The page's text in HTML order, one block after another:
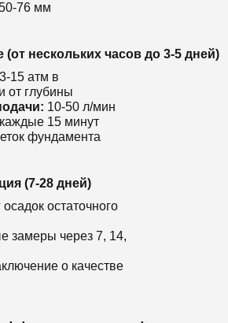
76 мм
(от нескольких часов до 3-5 дней)
3-15 атм в
от глубины
10-50 л/мин
каждые 15 минут
фундамента
(7-28 дней)
остаточного
замеры через 7, 14,
о качестве